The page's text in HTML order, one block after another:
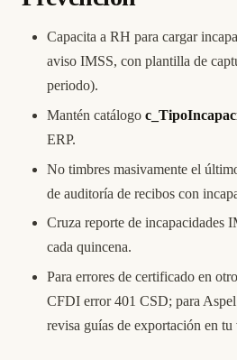
Capacita a RH para cargar
aviso IMSS, con plantilla de
periodo).
Mantén catálogo
ERP.
No timbres masivamente el
de auditoría de recibos con
Cruza reporte de incapacidades
cada quincena.
Para errores de certificado en
CFDI error 401 CSD; para
revisa guías de exportación en tu